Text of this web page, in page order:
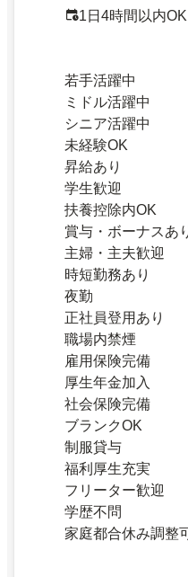
1日4時間以内
若手活躍中
ミドル活躍中
シニア活躍中
未経験OK
昇給あり
学生歓迎
扶養控除内OK
賞与・ボーナスあ
主婦・主夫歓迎
時短勤務あり
夜勤
正社員登用あり
職場内禁煙
雇用保険完備
厚生年金加入
社会保険完備
ブランクOK
制服貸与
福利厚生充実
フリーター歓迎
学歴不問
家庭都合休み調整